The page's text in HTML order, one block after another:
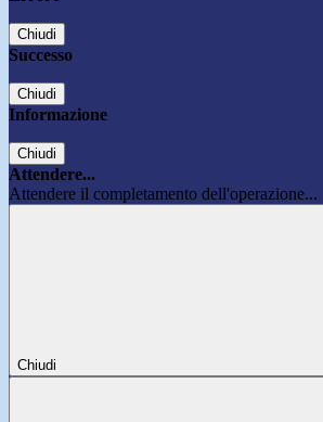
Chiudi
Successo
Chiudi
Informazione
Chiudi
Attendere...
Attendere il completamento dell'operazione...
Chiudi